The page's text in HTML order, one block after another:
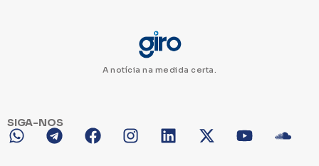
A notícia na medida certa.
SIGA-NOS